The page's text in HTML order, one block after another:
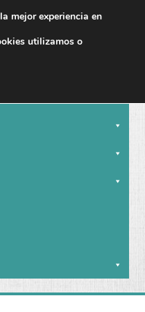
mejor experiencia en
utilizamos o